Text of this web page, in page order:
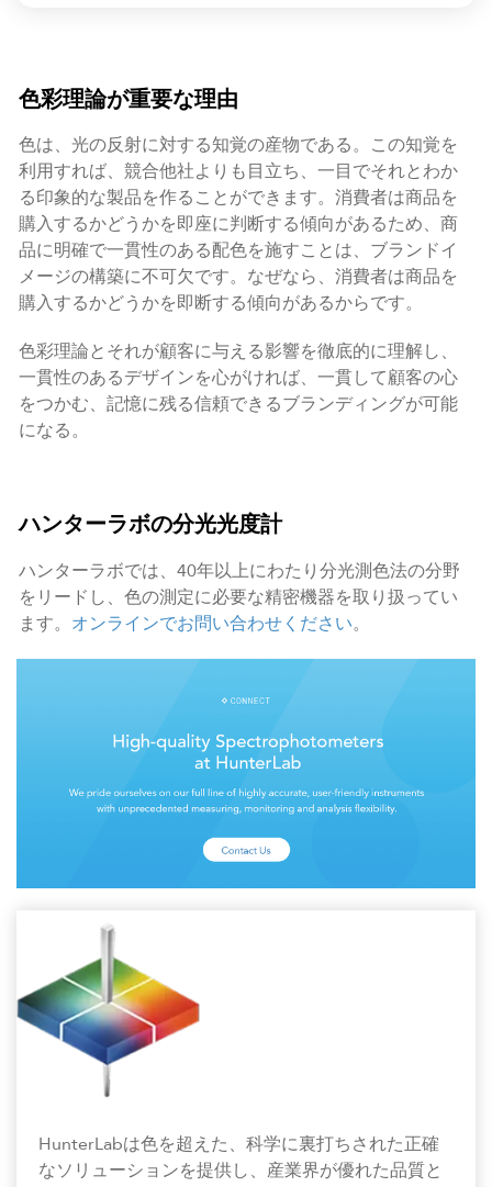
色彩理論が重要な理由
色は、光の反射に対する知覚の産物である。この知覚を
利用すれば、競合他社よりも目立ち、一目でそれとわか
る印象的な製品を作ることができます。消費者は商品を
購入するかどうかを即座に判断する傾向があるため、商
品に明確で一貫性のある配色を施すことは、ブランドイ
メージの構築に不可欠です。なぜなら、消費者は商品を
購入するかどうかを即断する傾向があるからです。
色彩理論とそれが顧客に与える影響を徹底的に理解し、
一貫性のあるデザインを心がければ、一貫して顧客の心
をつかむ、記憶に残る信頼できるブランディングが可能
になる。
ハンターラボの分光光度計
ハンターラボでは、40年以上にわたり分光測色法の分野
をリードし、色の測定に必要な精密機器を取り扱ってい
ます。 オンラインでお問い合わせください。
HunterLabは色を超えた、科学に裏打ちされた正確
なソリューションを提供し、産業界が優れた品質と